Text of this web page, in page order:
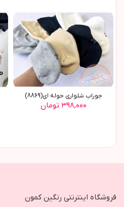
جوراب شلواری حوله ای(8869)
۳۹۸,۰۰۰ تومان
فروشگاه اینترنتی رنگین کمون